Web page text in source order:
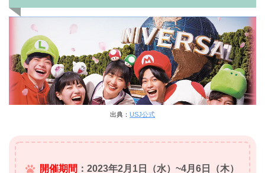
出典： USJ公式
開催期間 ：2023年2月1日（水）~4月6日（木）